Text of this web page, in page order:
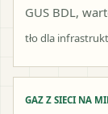
GUS BDL,
tło dla
GAZ Z SIECI NA